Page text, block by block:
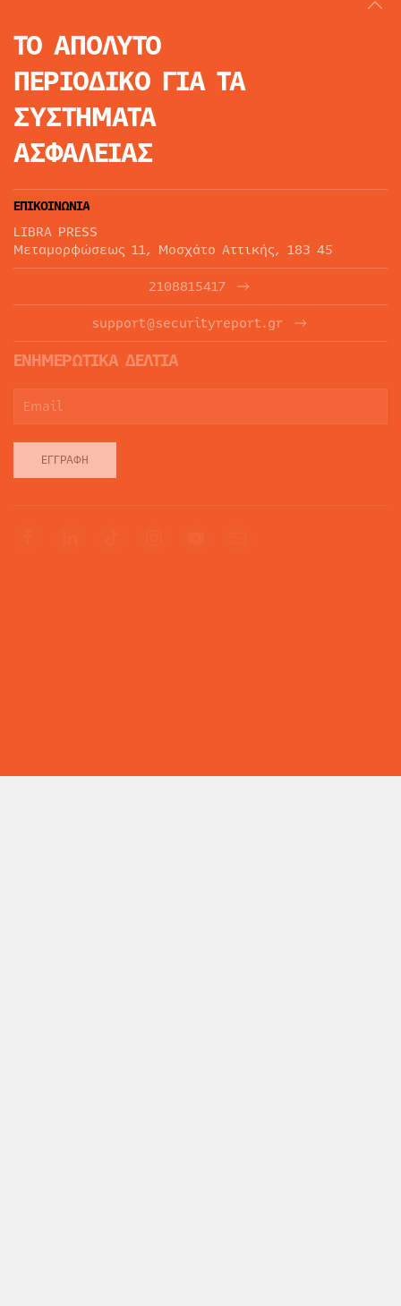
ΤΟ ΑΠΟΛΥΤΟ
ΠΕΡΙΟΔΙΚΟ ΓΙΑ ΤΑ
ΣΥΣΤΗΜΑΤΑ
ΑΣΦΑΛΕΙΑΣ
ΕΠΙΚΟΙΝΩΝΙΑ
LIBRA PRESS
Μεταμορφώσεως 11, Μοσχάτο Αττικής, 183 45
2108815417
support@securityreport.gr
ΕΝΗΜΕΡΩΤΙΚΑ ΔΕΛΤΙΑ
ΕΓΓΡΑΦΉ